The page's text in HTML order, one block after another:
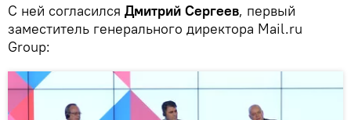
С ней согласился Дмитрий Сергеев, первый
заместитель генерального директора Mail.ru
Group: